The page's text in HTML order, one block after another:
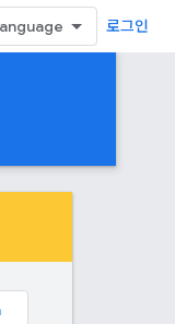
로그인